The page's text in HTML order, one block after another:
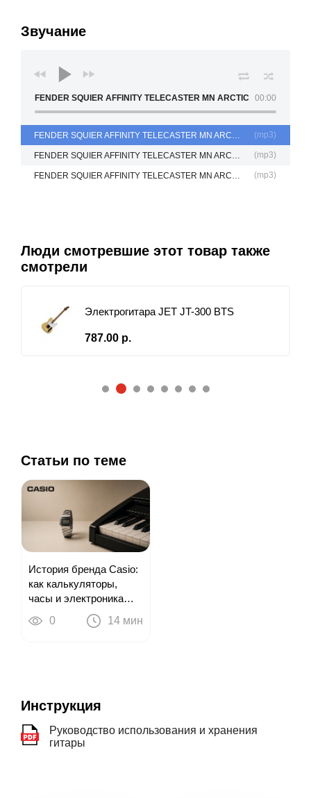
Звучание
00:00
FENDER SQUIER AFFINITY TELECASTER MN ARCTIC WHITE - Blues
(mp3)
FENDER SQUIER AFFINITY TELECASTER MN ARCTIC WHITE - Blues
(mp3)
FENDER SQUIER AFFINITY TELECASTER MN ARCTIC WHITE - Country
(mp3)
FENDER SQUIER AFFINITY TELECASTER MN ARCTIC WHITE - Rock
Люди смотревшие этот товар также
смотрели
Электрогитара JET JT-300 BTS
787.00 р.
1 2 3 4 5 6 7 8
Статьи по теме
История бренда Casio:
как калькуляторы,
часы и электроника
привели к цифровым
пианино
0 14 мин
Инструкция
Руководство использования и хранения
гитары